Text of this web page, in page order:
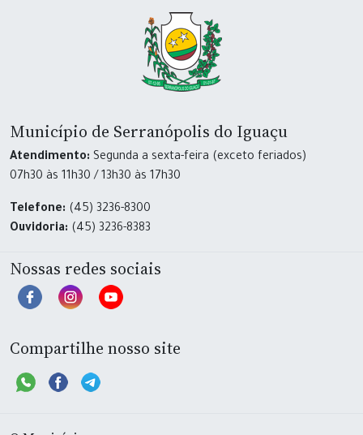
Município de Serranópolis do Iguaçu
Atendimento: Segunda a sexta-feira (exceto feriados)
07h30 às 11h30 / 13h30 às 17h30
Telefone: (45) 3236-8300
Ouvidoria: (45) 3236-8383
Nossas redes sociais
Compartilhe nosso site